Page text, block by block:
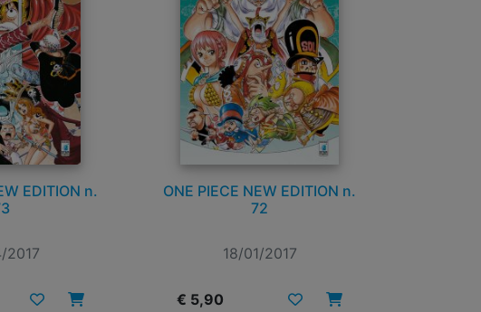
EDITION n.
2017
ONE PIECE NEW EDITION n.
72
18/01/2017
€ 5,90